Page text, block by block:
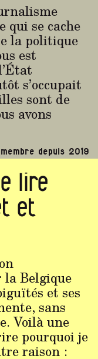
qui se cache
la politique
est
s’occupait
sont de
avons
depuis 2019
lire
et
Belgique
et ses
sans
Voilà une
pourquoi je
raison :